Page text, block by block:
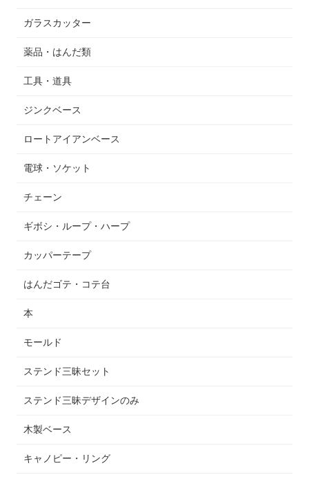
ガラスカッター
薬品・はんだ類
工具・道具
ジンクベース
ロートアイアンベース
電球・ソケット
チェーン
ギボシ・ループ・ハープ
カッパーテープ
はんだゴテ・コテ台
本
モールド
ステンド三昧セット
ステンド三昧デザインのみ
木製ベース
キャノピー・リング